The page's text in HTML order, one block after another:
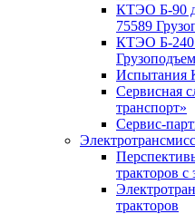
КТЭО Б-90
75589
КТЭО Б-240
Испытания
Сервисная
транспорт»
Сервис-
тракторов с
тракторов